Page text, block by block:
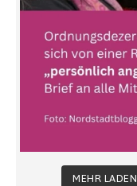
MEHR LADEN